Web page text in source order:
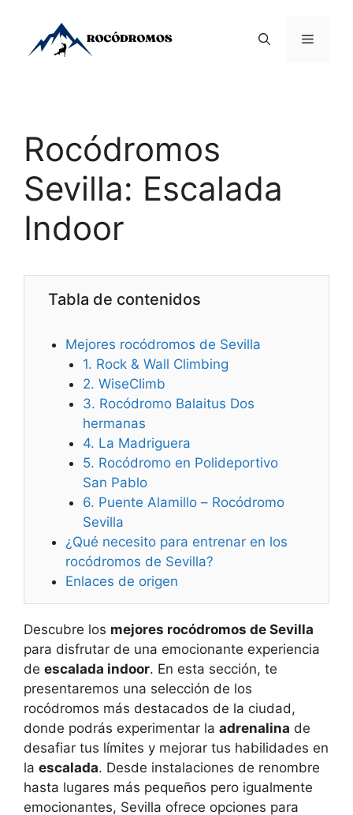
contenido
Menú
Rocódromos
Sevilla: Escalada
Indoor
Tabla de contenidos
Mejores rocódromos de Sevilla
1. Rock & Wall Climbing
2. WiseClimb
3. Rocódromo Balaitus Dos
hermanas
4. La Madriguera
5. Rocódromo en Polideportivo
San Pablo
6. Puente Alamillo – Rocódromo
Sevilla
¿Qué necesito para entrenar en los
rocódromos de Sevilla?
Enlaces de origen
Descubre los mejores rocódromos de Sevilla
para disfrutar de una emocionante experiencia
de escalada indoor. En esta sección, te
presentaremos una selección de los
rocódromos más destacados de la ciudad,
donde podrás experimentar la adrenalina de
desafiar tus límites y mejorar tus habilidades en
la escalada. Desde instalaciones de renombre
hasta lugares más pequeños pero igualmente
emocionantes, Sevilla ofrece opciones para